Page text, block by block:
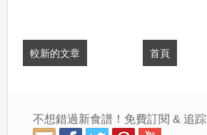
較新的文章 首頁
不想錯過新食譜！免費訂閱 & 追踪